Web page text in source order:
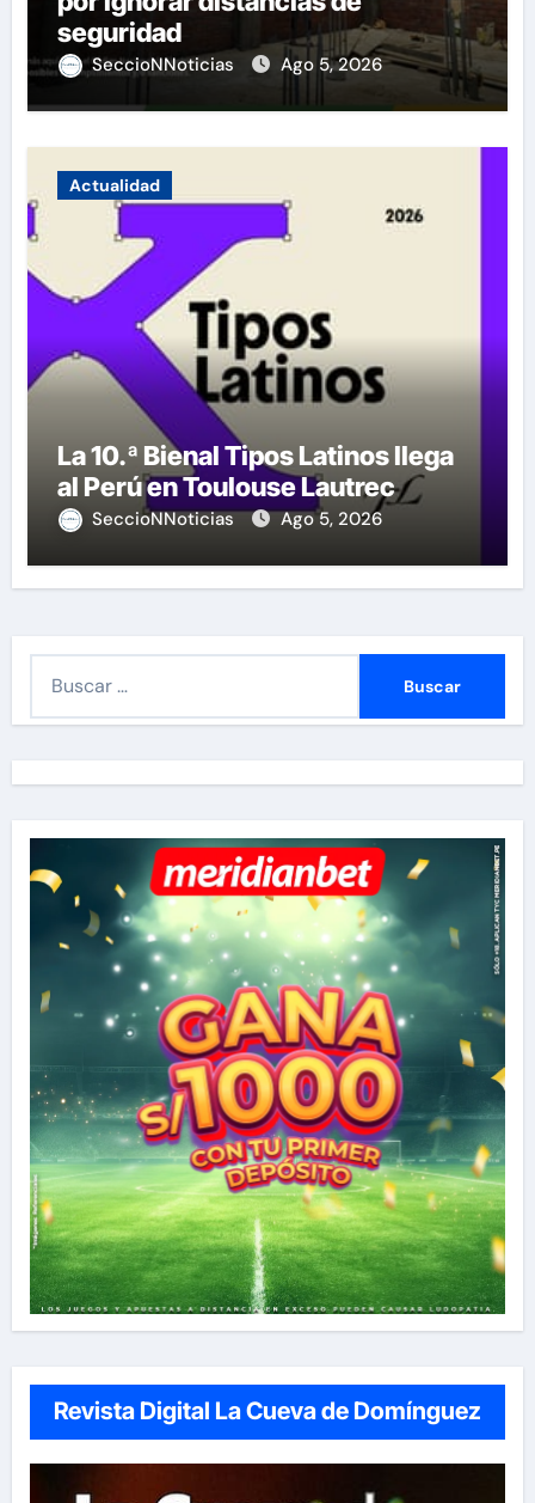
seguridad
SeccioNNoticias Ago 5, 2026
Actualidad
La 10.ª Bienal Tipos Latinos llega
al Perú en Toulouse Lautrec
SeccioNNoticias Ago 5, 2026
r
:
Revista Digital La Cueva de Domínguez